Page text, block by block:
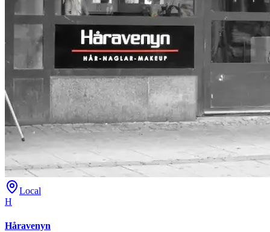
Local
H
Håravenyn